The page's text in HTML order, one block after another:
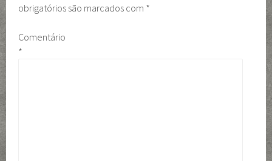
obrigatórios são marcados com *
Comentário
*